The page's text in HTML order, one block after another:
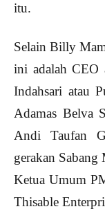
itu.
Selain Billy
ini adalah CEO
Indahsari atau
Adamas Belva
Andi Taufan
gerakan
Ketua Umum
Thisable